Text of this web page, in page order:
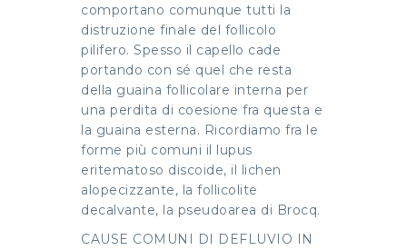
comportano comunque tutti la
distruzione finale del follicolo
pilifero. Spesso il capello cade
portando con sé quel che resta
della guaina follicolare interna per
una perdita di coesione fra questa e
la guaina esterna. Ricordiamo fra le
forme più comuni il lupus
eritematoso discoide, il lichen
alopecizzante, la follicolite
decalvante, la pseudoarea di Brocq.
CAUSE COMUNI DI DEFLUVIO IN